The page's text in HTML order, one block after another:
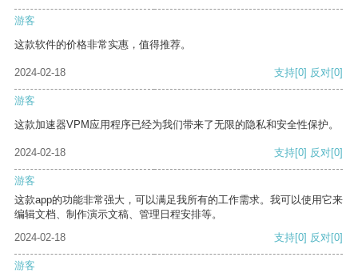
游客
这款软件的价格非常实惠，值得推荐。
2024-02-18 支持[0] 反对[0]
游客
这款加速器VPM应用程序已经为我们带来了无限的隐私和安全性保护。
2024-02-18 支持[0] 反对[0]
游客
这款app的功能非常强大，可以满足我所有的工作需求。我可以使用它来
编辑文档、制作演示文稿、管理日程安排等。
2024-02-18
支持[0] 反对[0]
游客